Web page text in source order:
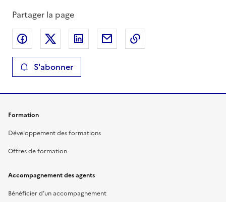
Partager la page
Partager sur Facebook
Partager sur XPartager sur LinkedIn
Partager par email
S'abonner
Formation
Développement des formations
Offres de formation
Accompagnement des agents
Bénéficier d’un accompagnement